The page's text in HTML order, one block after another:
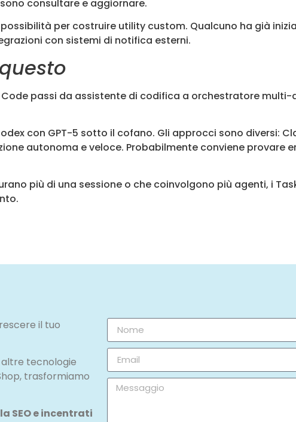
consultare e aggiornare.
per costruire utility custom. Qualcuno ha già
con sistemi di notifica esterni.
passi da assistente di codifica a orchestratore multi-
con GPT-5 sotto il cofano. Gli approcci sono diversi:
autonoma e veloce. Probabilmente conviene provare
più di una sessione o che coinvolgono più agenti, i
il tuo
tecnologie
trasformiamo
SEO e incentrati